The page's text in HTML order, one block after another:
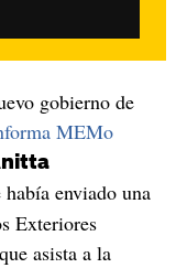
gobierno de
MEMo
había enviado una
Exteriores
asista a la